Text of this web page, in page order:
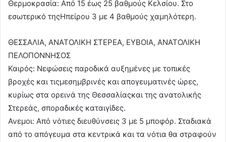
Θερμοκρασία: Από 15 έως 25 βαθμούς Κελσίου. Στο
εσωτερικό τηςΗπείρου 3 με 4 βαθμούς χαμηλότερη.
ΘΕΣΣΑΛΙΑ, ΑΝΑΤΟΛΙΚΗ ΣΤΕΡΕΑ, ΕΥΒΟΙΑ, ΑΝΑΤΟΛΙΚΗ
ΠΕΛΟΠΟΝΝΗΣΟΣ
Καιρός: Νεφώσεις παροδικά αυξημένες με τοπικές
βροχές και τιςμεσημβρινές και απογευματινές ώρες,
κυρίως στα ορεινά της Θεσσαλίαςκαι της ανατολικής
Στερεάς, σποραδικές καταιγίδες.
Ανεμοι: Από νότιες διευθύνσεις 3 με 5 μποφόρ. Σταδιακά
από το απόγευμα στα κεντρικά και τα νότια θα στραφούν